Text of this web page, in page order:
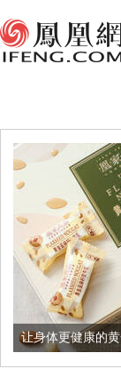
康的黄金亚麻籽，